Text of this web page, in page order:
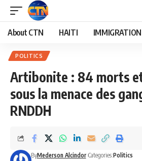
About CTN HAITI IMMIGRATION
POLITICS
Artibonite : 84 morts
sous la menace des
RNDDH
ByMederson Alcindor Categories:Politics